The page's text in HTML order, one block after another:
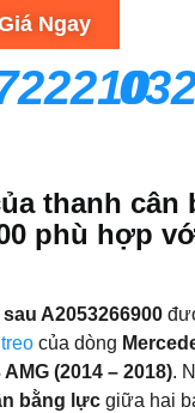
Ngay
thanh cân
phù hợp
A2053266900
của dòng
AMG (2014 – 2018).
bằng lực giữa hai